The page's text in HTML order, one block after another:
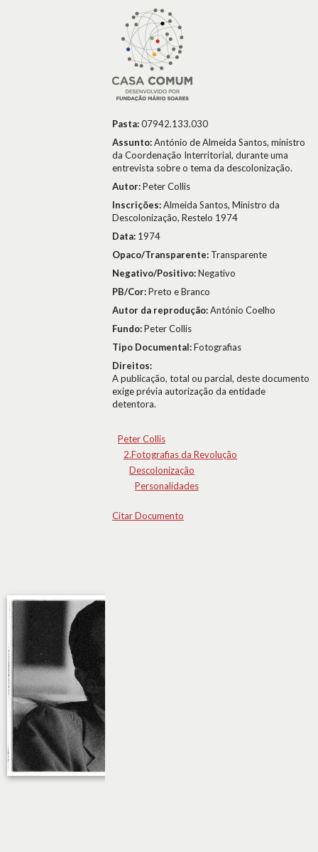
Pasta:07942.133.030
Assunto:António de Almeida Santos, ministro
da Coordenação Interritorial, durante uma
entrevista sobre o tema da descolonização.
Autor:Peter Collis
Inscrições:Almeida Santos, Ministro da
Descolonização, Restelo 1974
Data: 1974
Opaco/Transparente: Transparente
Negativo/Positivo:Negativo
PB/Cor:Preto e Branco
Autor da reprodução:António Coelho
Fundo:Peter Collis
Tipo Documental:Fotografias
Direitos:
A publicação, total ou parcial, deste documento
exige prévia autorização da entidade
detentora.
Peter Collis
2.Fotografias da Revolução
Descolonização
Personalidades
Citar Documento